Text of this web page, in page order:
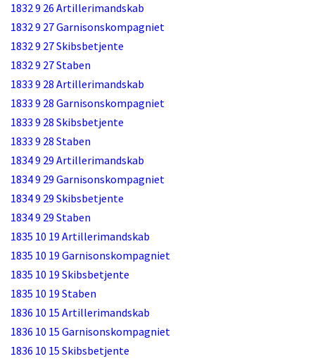
1832 9 26 Artillerimandskab
1832 9 27 Garnisonskompagniet
1832 9 27 Skibsbetjente
1832 9 27 Staben
1833 9 28 Artillerimandskab
1833 9 28 Garnisonskompagniet
1833 9 28 Skibsbetjente
1833 9 28 Staben
1834 9 29 Artillerimandskab
1834 9 29 Garnisonskompagniet
1834 9 29 Skibsbetjente
1834 9 29 Staben
1835 10 19 Artillerimandskab
1835 10 19 Garnisonskompagniet
1835 10 19 Skibsbetjente
1835 10 19 Staben
1836 10 15 Artillerimandskab
1836 10 15 Garnisonskompagniet
1836 10 15 Skibsbetjente